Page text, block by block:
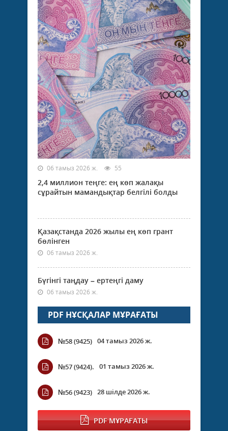
06 тамыз 2026 ж. 55
2,4 миллион теңге: ең көп жалақы
сұрайтын мамандықтар белгілі болды
Қазақстанда 2026 жылы ең көп грант
бөлінген
06 тамыз 2026 ж.
Бүгінгі таңдау – ертеңгі даму
06 тамыз 2026 ж.
PDF НҰСҚАЛАР МҰРАҒАТЫ
№58 (9425) 04 тамыз 2026 ж.
№57 (9424). 01 тамыз 2026 ж.
№56 (9423) 28 шілде 2026 ж.
PDF МҰРАҒАТЫ